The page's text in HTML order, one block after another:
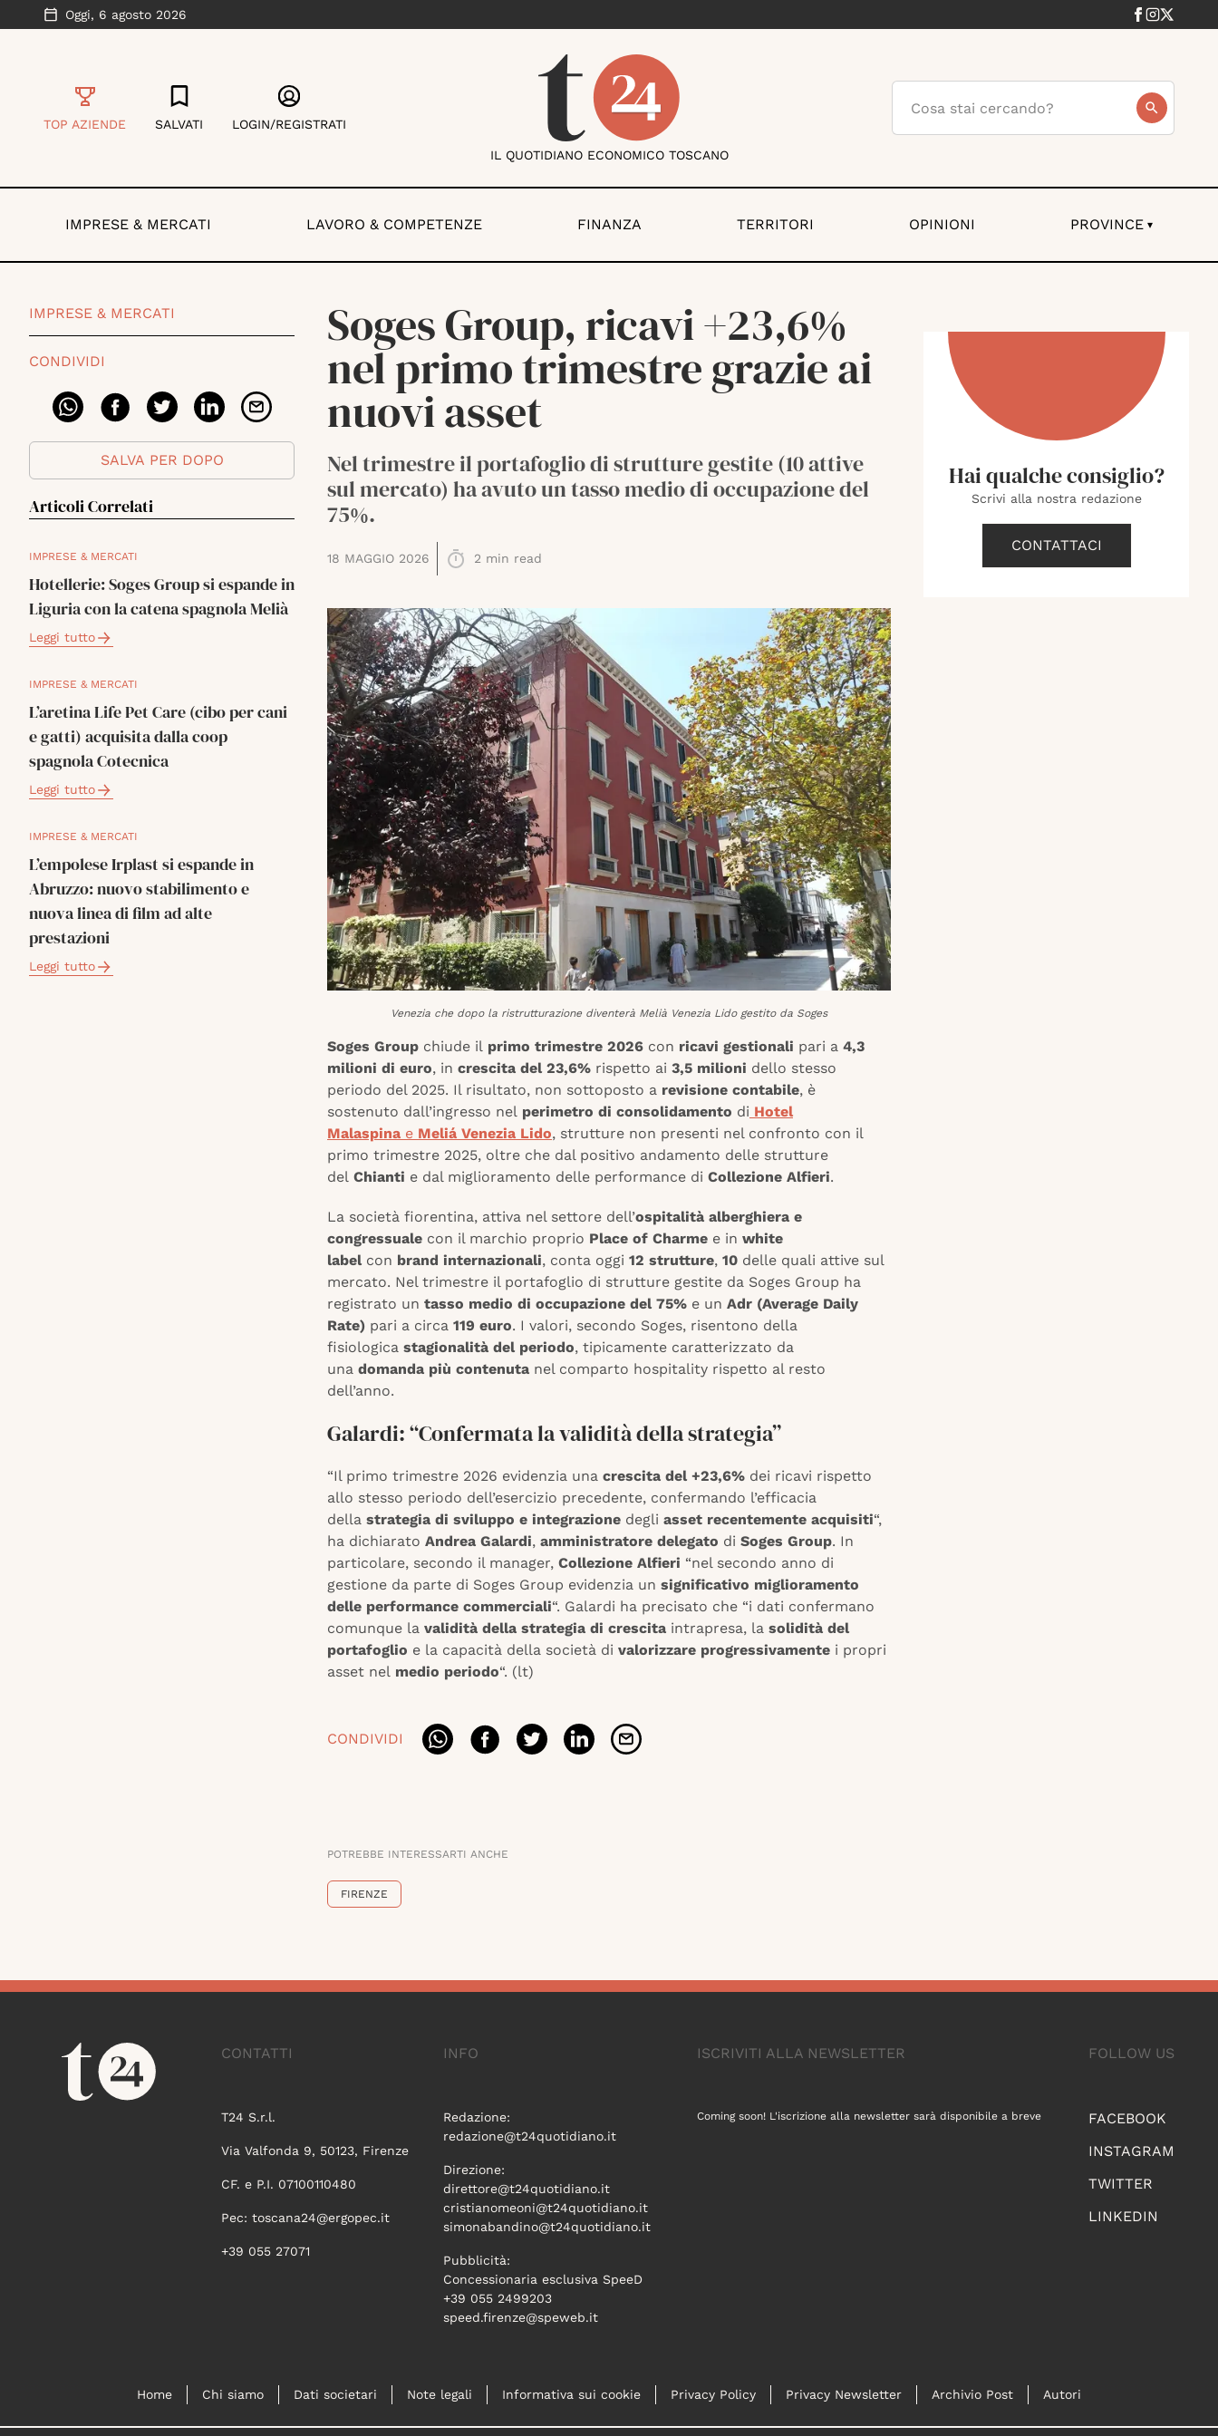
Oggi, 6 agosto 2026
TOP AZIENDE SALVATI LOGIN/REGISTRATI
IL QUOTIDIANO ECONOMICO TOSCANO
IMPRESE & MERCATI LAVORO & COMPETENZE FINANZA TERRITORI OPINIONI PROVINCE ▾
IMPRESE & MERCATI
CONDIVIDI
SALVA PER DOPO
Articoli Correlati
IMPRESE & MERCATI
Hotellerie: Soges Group si espande in
Liguria con la catena spagnola Melià
Leggi tutto
IMPRESE & MERCATI
L’aretina Life Pet Care (cibo per cani
e gatti) acquisita dalla coop
spagnola Cotecnica
Leggi tutto
IMPRESE & MERCATI
L’empolese Irplast si espande in
Abruzzo: nuovo stabilimento e
nuova linea di film ad alte
prestazioni
Leggi tutto
Soges Group, ricavi +23,6%
nel primo trimestre grazie ai
nuovi asset
Nel trimestre il portafoglio di strutture gestite (10 attive
sul mercato) ha avuto un tasso medio di occupazione del
75%.
18 MAGGIO 2026 2 min read
Venezia che dopo la ristrutturazione diventerà Melià Venezia Lido gestito da Soges
Soges Group chiude il primo trimestre 2026 con ricavi gestionali pari a 4,3
milioni di euro, in crescita del 23,6% rispetto ai 3,5 milioni dello stesso
periodo del 2025. Il risultato, non sottoposto a revisione contabile, è
sostenuto dall’ingresso nel perimetro di consolidamento di Hotel
Malaspina e Meliá Venezia Lido, strutture non presenti nel confronto con il
primo trimestre 2025, oltre che dal positivo andamento delle strutture
del Chianti e dal miglioramento delle performance di Collezione Alfieri.
La società fiorentina, attiva nel settore dell’ospitalità alberghiera e
congressuale con il marchio proprio Place of Charme e in white
labelcon brand internazionali, conta oggi 12 strutture, 10 delle quali attive sul
mercato. Nel trimestre il portafoglio di strutture gestite da Soges Group ha
registrato un tasso medio di occupazione del 75% e un Adr (Average Daily
Rate) pari a circa 119 euro. I valori, secondo Soges, risentono della
fisiologica stagionalità del periodo, tipicamente caratterizzato da
una domanda più contenuta nel comparto hospitality rispetto al resto
dell’anno.
Galardi: “Confermata la validità della strategia”
“Il primo trimestre 2026 evidenzia una crescita del +23,6% dei ricavi rispetto
allo stesso periodo dell’esercizio precedente, confermando l’efficacia
della strategia di sviluppo e integrazione degli asset recentemente acquisiti“,
ha dichiarato Andrea Galardi, amministratore delegato di Soges Group. In
particolare, secondo il manager, Collezione Alfieri “nel secondo anno di
gestione da parte di Soges Group evidenzia un significativo miglioramento
delle performance commerciali“. Galardi ha precisato che “i dati confermano
comunque la validità della strategia di crescita intrapresa, la solidità del
portafoglio e la capacità della società di valorizzare progressivamente i propri
asset nel medio periodo“. (lt)
CONDIVIDI
POTREBBE INTERESSARTI ANCHE
FIRENZE
Hai qualche consiglio?
Scrivi alla nostra redazione
CONTATTACI
CONTATTI
T24 S.r.l.
Via Valfonda 9, 50123, Firenze
CF. e P.I. 07100110480
Pec: toscana24@ergopec.it
+39 055 27071
INFO
Redazione:
redazione@t24quotidiano.it
Direzione:
direttore@t24quotidiano.it
cristianomeoni@t24quotidiano.it
simonabandino@t24quotidiano.it
Pubblicità:
Concessionaria esclusiva SpeeD
+39 055 2499203
speed.firenze@speweb.it
FOLLOW US
FACEBOOK
INSTAGRAM
TWITTER
LINKEDIN
ISCRIVITI ALLA NEWSLETTER
Coming soon! L'iscrizione alla newsletter sarà disponibile a breve
Home Chi siamo Dati societari Note legali Informativa sui cookie Privacy Policy Privacy Newsletter Archivio Post Autori